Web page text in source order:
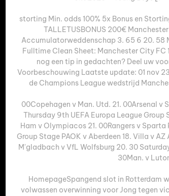
storting Min. odds 100% 5x Bonus en
TALLETUSBONUS 200€
Accumulatorweddenschap 3. 65 6 20. 58
Fulltime Clean Sheet: Manchester City FC
nog een tip in gedachten? Deel uw
Voorbeschouwing Laatste update: 01 nov
de Champions League wedstrijd
00Copehagen v Man. Utd. 21. 00Arsenal v
Thursday 9th UEFA Europa League
Ham v Olympiacos 21. 00Rangers v Sparta
Group Stage PAOK v Aberdeen 18. Villa v
M'gladbach v VfL Wolfsburg 20. 30
30Man. v
HomepageSpangend slot in Rotterdam
volwassen overwinning voor Jong tegen